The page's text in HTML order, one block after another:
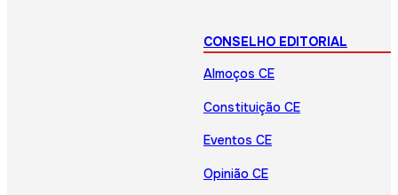
CONSELHO EDITORIAL
Almoços CE
Constituição CE
Eventos CE
Opinião CE